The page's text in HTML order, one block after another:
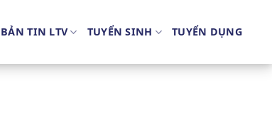
BẢN TIN LTV TUYỂN SINH TUYỂN DỤNG